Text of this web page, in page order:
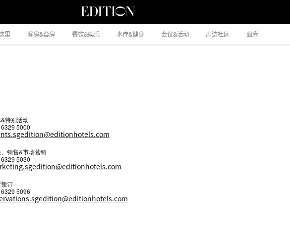
里 客房&套房 餐饮&娱乐 水疗&健身 会议&活动 周边社区 图库
特别活动
5000
销售&市场营销
5030
订
5096